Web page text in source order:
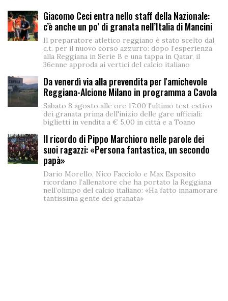
Giacomo Ceci entra nello staff della Nazionale:
c’è anche un po’ di granata nell’Italia di Mancini
Il preparatore atletico reggiano è stato scelto dal
c.t. per il nuovo corso azzurro: dopo l’esperienza
alla Reggiana in Serie B e una tappa in Qatar, il
36enne approda ai vertici del calcio italiano
Da venerdì via alla prevendita per l'amichevole
Reggiana-Alcione Milano in programma a Cavola
Sabato 8 agosto alle ore 17:00 l'ultimo test estivo
dei granata prima dell'inizio delle gare ufficiali:
biglietti in vendita a € 5,00 in città e a Toano
Il ricordo di Pippo Marchioro nelle parole dei
suoi ragazzi: «Persona fantastica, un secondo
papà»
Dario Morello, Nico Facciolo e Max Esposito
ricordano l’allenatore che ha portato la Reggiana
nell’olimpo del calcio italiano: «Ha fatto innamorare
tantissima gente dei granata»